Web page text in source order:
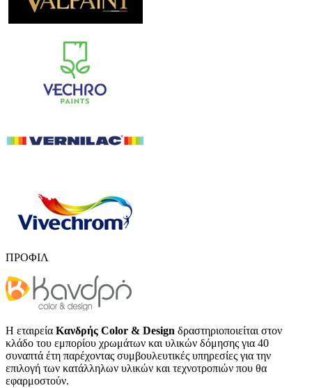
ΠΡΟΦΙΛ
Η εταιρεία Κανδρής Color & Design δραστηριοποιείται στον
κλάδο του εμπορίου χρωμάτων και υλικών δόμησης για 40
συναπτά έτη παρέχοντας συμβουλευτικές υπηρεσίες για την
επιλογή των κατάλληλων υλικών και τεχνοτροπιών που θα
εφαρμοστούν.